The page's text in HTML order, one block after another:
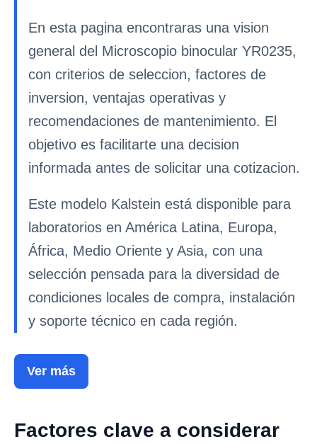
En esta pagina encontraras una vision
general del Microscopio binocular YR0235,
con criterios de seleccion, factores de
inversion, ventajas operativas y
recomendaciones de mantenimiento. El
objetivo es facilitarte una decision
informada antes de solicitar una cotizacion.
Este modelo Kalstein está disponible para
laboratorios en América Latina, Europa,
África, Medio Oriente y Asia, con una
selección pensada para la diversidad de
condiciones locales de compra, instalación
y soporte técnico en cada región.
Ver más
Factores clave a considerar